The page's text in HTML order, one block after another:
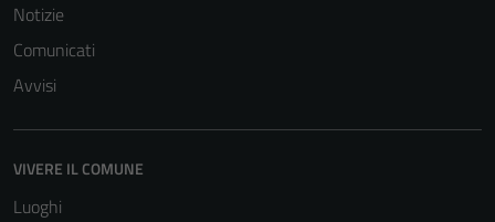
Notizie
Comunicati
Avvisi
VIVERE IL COMUNE
Luoghi